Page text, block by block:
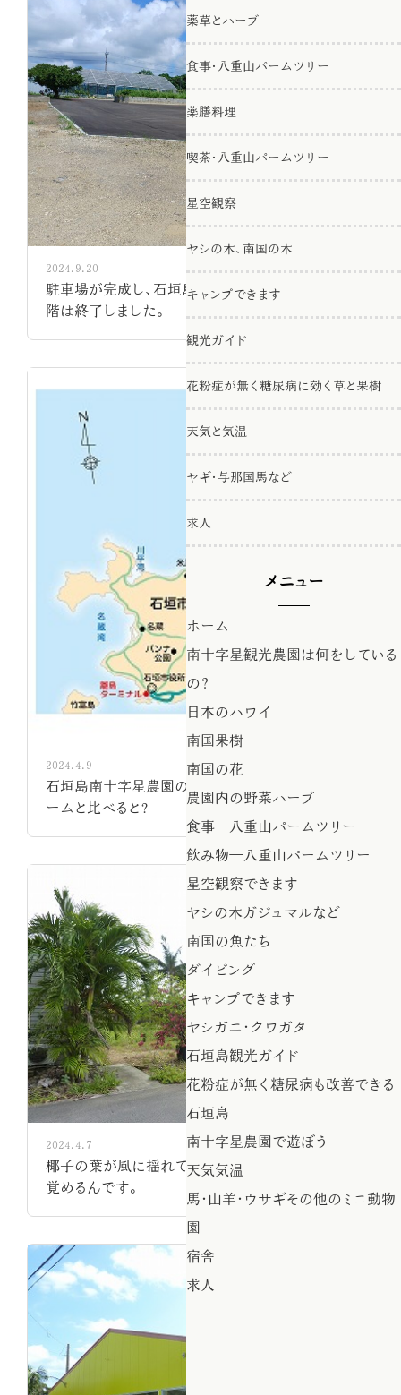
2024.9.20
駐車場が完成し、石垣島南十字星農園は、第一段
階は終了しました。
2024.4.9
石垣島南十字星農園の広さってどうなの。東京ド
ームと比べると?
2024.4.7
椰子の葉が風に揺れていて、朝、さわやかに目が
覚めるんです。
薬草とハーブ
食事・八重山パームツリー
薬膳料理
喫茶・八重山パームツリー
星空観察
ヤシの木、南国の木
キャンプできます
観光ガイド
花粉症が無く糖尿病に効く草と果樹
天気と気温
ヤギ・与那国馬など
求人
メニュー
ホーム
南十字星観光農園は何をしている
の？
日本のハワイ
南国果樹
南国の花
農園内の野菜ハーブ
食事―八重山パームツリー
飲み物―八重山パームツリー
星空観察できます
ヤシの木ガジュマルなど
南国の魚たち
ダイビング
キャンプできます
ヤシガニ・クワガタ
石垣島観光ガイド
花粉症が無く糖尿病も改善できる
石垣島
南十字星農園で遊ぼう
天気気温
馬・山羊・ウサギその他のミニ動物
園
宿舎
求人